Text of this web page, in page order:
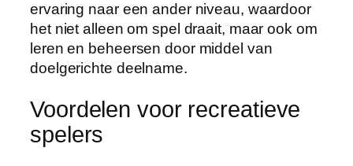
ervaring naar een ander niveau, waardoor
het niet alleen om spel draait, maar ook om
leren en beheersen door middel van
doelgerichte deelname.
Voordelen voor recreatieve
spelers